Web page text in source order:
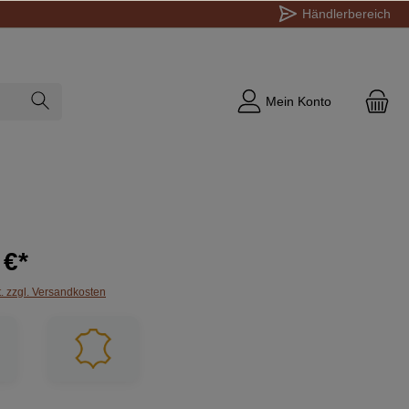
Händlerbereich
Mein Konto
zzgl. Versandkosten